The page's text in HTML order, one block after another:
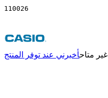
110026
غير متاحأخبرني عند توفر المنتج